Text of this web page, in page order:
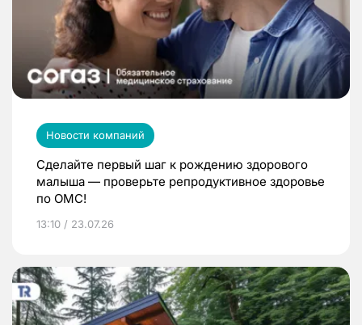
Новости компаний
Сделайте первый шаг к рождению здорового
малыша — проверьте репродуктивное здоровье
по ОМС!
13:10 / 23.07.26